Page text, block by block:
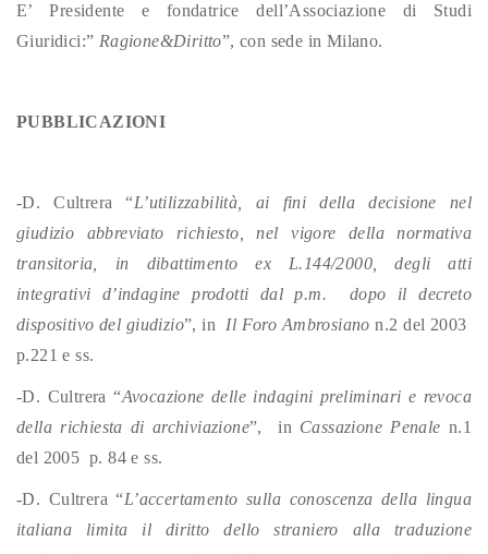
E’ Presidente e fondatrice dell’Associazione di Studi
Giuridici:” Ragione&Diritto”, con sede in Milano.
PUBBLICAZIONI
-D. Cultrera “L’utilizzabilità, ai fini della decisione nel
giudizio abbreviato richiesto, nel vigore della normativa
transitoria, in dibattimento ex L.144/2000, degli atti
integrativi d’indagine prodotti dal p.m. dopo il decreto
dispositivo del giudizio”, in Il Foro Ambrosiano n.2 del 2003
p.221 e ss.
-D. Cultrera “Avocazione delle indagini preliminari e revoca
della richiesta di archiviazione”, in Cassazione Penale n.1
del 2005 p. 84 e ss.
-D. Cultrera “L’accertamento sulla conoscenza della lingua
italiana limita il diritto dello straniero alla traduzione